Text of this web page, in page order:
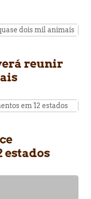
reunir
estados